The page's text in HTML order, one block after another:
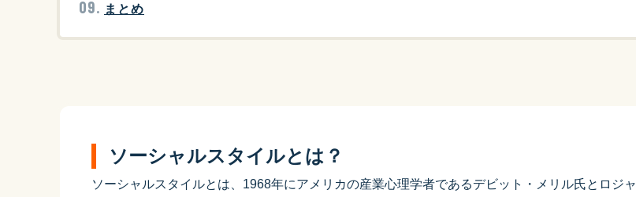
まとめ
ソーシャルスタイルとは？
ソーシャルスタイルとは、1968年にアメリカの産業心理学者であるデビット・メリル氏とロジャ